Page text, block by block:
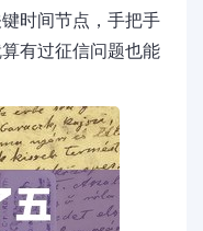
时间节点，手把手
有过征信问题也能